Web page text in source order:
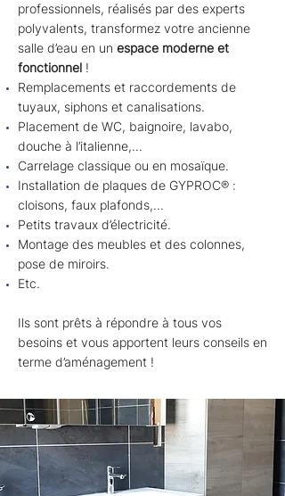
professionnels, réalisés par des experts
polyvalents, transformez votre ancienne
salle d’eau en un espace moderne et
fonctionnel !
Remplacements et raccordements de
tuyaux, siphons et canalisations.
Placement de WC, baignoire, lavabo,
douche à l’italienne,...
Carrelage classique ou en mosaïque.
Installation de plaques de GYPROC® :
cloisons, faux plafonds,...
Petits travaux d’électricité.
Montage des meubles et des colonnes,
pose de miroirs.
Etc.
Ils sont prêts à répondre à tous vos
besoins et vous apportent leurs conseils en
terme d’aménagement !